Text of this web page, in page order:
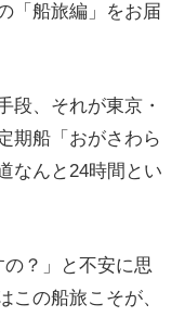
「船旅編」をお届
段、それが東京・
期船「おがさわら
なんと24時間とい
の？」と不安に思
この船旅こそが、